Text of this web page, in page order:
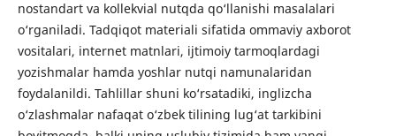
nostandart va kollekvial nutqda qo‘llanishi masalalari
o‘rganiladi. Tadqiqot materiali sifatida ommaviy axborot
vositalari, internet matnlari, ijtimoiy tarmoqlardagi
yozishmalar hamda yoshlar nutqi namunalaridan
foydalanildi. Tahlillar shuni ko‘rsatadiki, inglizcha
o‘zlashmalar nafaqat o‘zbek tilining lug‘at tarkibini